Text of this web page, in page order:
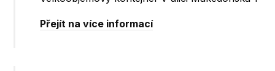
Přejít na více informací